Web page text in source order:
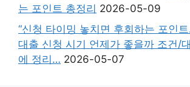
는 포인트 총정리 2026-05-09
“신청 타이밍 놓치면 후회하는 포인
대출 신청 시기 언제가 좋을까 조건/
에 정리… 2026-05-07